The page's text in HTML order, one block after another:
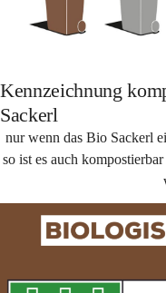
Kennzeichnung
Sackerl
nur wenn das Bio Sackerl
so ist es auch